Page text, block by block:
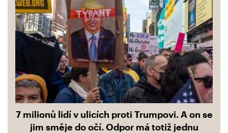
7 milionů lidí v ulicích proti Trumpovi. A on se
jim směje do očí. Odpor má totiž jednu